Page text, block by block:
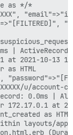
as */*
|
2021-10-13
HTML
u/account-
0.0ms |
at
as HTML
layouts/